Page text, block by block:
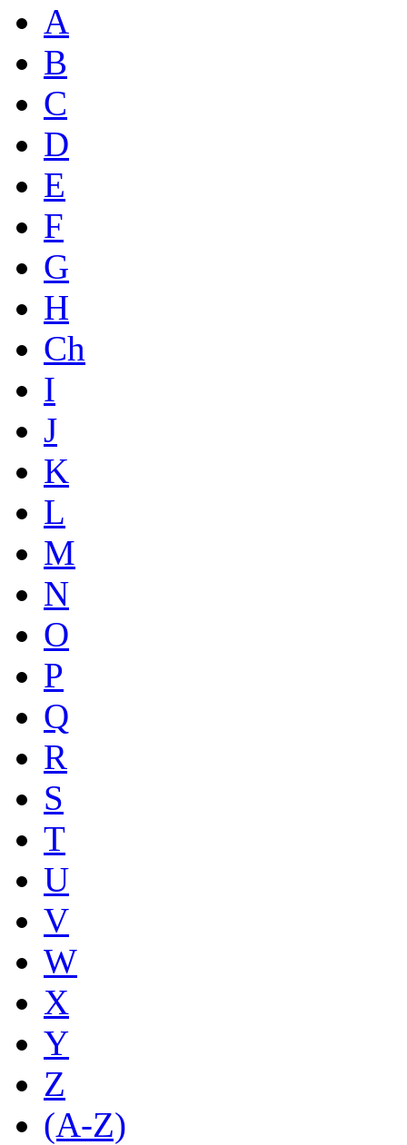
A
B
C
D
E
F
G
H
Ch
I
J
K
L
M
N
O
P
Q
R
S
T
U
V
W
X
Y
Z
(A-Z)